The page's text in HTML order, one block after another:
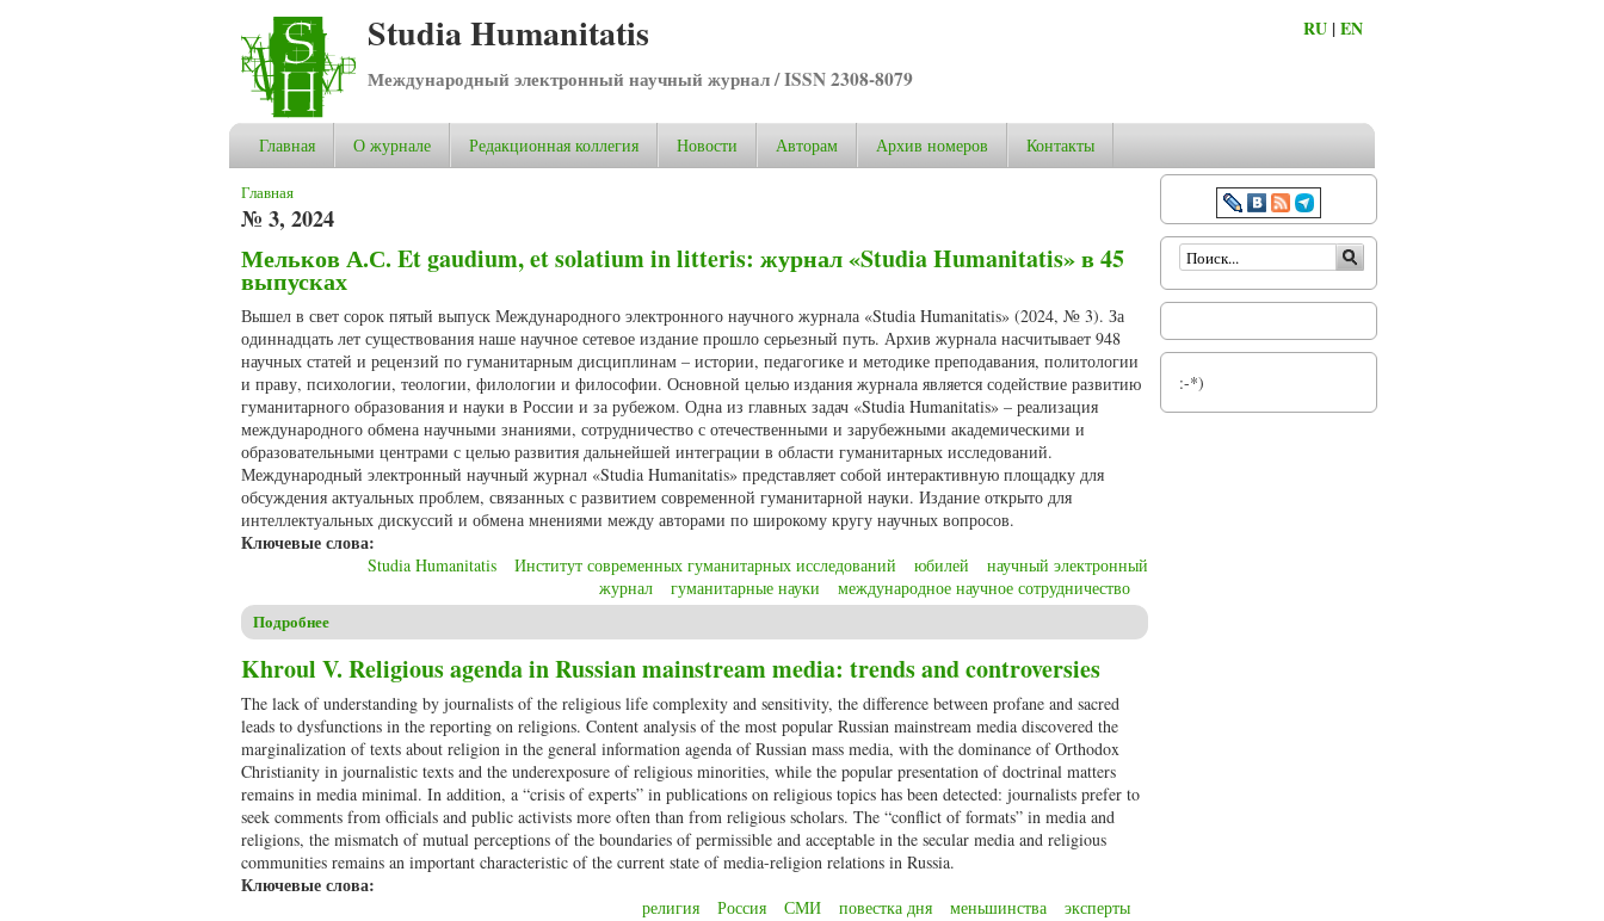
Studia Humanitatis
Международный электронный научный журнал / ISSN 2308-8079
RU |EN
Главная О журнале Редакционная коллегия Новости Авторам Архив номеров Контакты
Вы здесь
Главная
№ 3, 2024
Мельков А.С. Et gaudium, et solatium in litteris: журнал «Studia Humanitatis» в 45
выпусках
Вышел в свет сорок пятый выпуск Международного электронного научного журнала «Studia Humanitatis» (2024, № 3). За
одиннадцать лет существования наше научное сетевое издание прошло серьезный путь. Архив журнала насчитывает 948
научных статей и рецензий по гуманитарным дисциплинам – истории, педагогике и методике преподавания, политологии
и праву, психологии, теологии, филологии и философии. Основной целью издания журнала является содействие развитию
гуманитарного образования и науки в России и за рубежом. Одна из главных задач «Studia Humanitatis» – реализация
международного обмена научными знаниями, сотрудничество с отечественными и зарубежными академическими и
образовательными центрами с целью развития дальнейшей интеграции в области гуманитарных исследований.
Международный электронный научный журнал «Studia Humanitatis» представляет собой интерактивную площадку для
обсуждения актуальных проблем, связанных с развитием современной гуманитарной науки. Издание открыто для
интеллектуальных дискуссий и обмена мнениями между авторами по широкому кругу научных вопросов.
Ключевые слова:
Studia Humanitatis Институт современных гуманитарных исследований юбилей
научный электронный
журнал
гуманитарные науки международное научное сотрудничество
Подробнее
Khroul V. Religious agenda in Russian mainstream media: trends and controversies
The lack of understanding by journalists of the religious life complexity and sensitivity, the difference between profane and sacred
leads to dysfunctions in the reporting on religions. Content analysis of the most popular Russian mainstream media discovered the
marginalization of texts about religion in the general information agenda of Russian mass media, with the dominance of Orthodox
Christianity in journalistic texts and the underexposure of religious minorities, while the popular presentation of doctrinal matters
remains in media minimal. In addition, a “crisis of experts” in publications on religious topics has been detected: journalists prefer to
seek comments from officials and public activists more often than from religious scholars. The “conflict of formats” in media and
religions, the mismatch of mutual perceptions of the boundaries of permissible and acceptable in the secular media and religious
communities remains an important characteristic of the current state of media-religion relations in Russia.
Ключевые слова:
религия Россия СМИ повестка дня меньшинства эксперты
Форма поиска
:-*)